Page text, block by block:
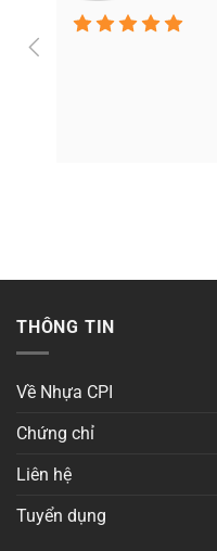
THÔNG TIN
Về Nhựa CPI
Chứng chỉ
Liên hệ
Tuyển dụng